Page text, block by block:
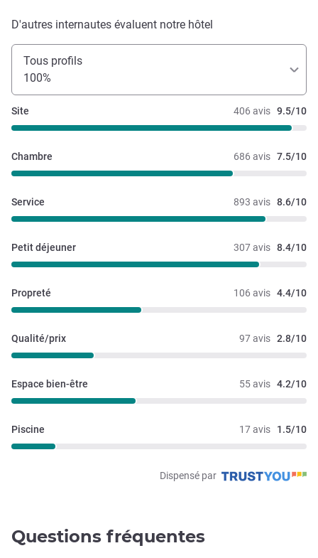
D'autres internautes évaluent notre hôtel
Tous profils
100%
406 avis 9.5/10
Site
686 avis 7.5/10
Chambre
893 avis 8.6/10
Service
307 avis 8.4/10
Petit déjeuner
106 avis 4.4/10
Propreté
97 avis 2.8/10
Qualité/prix
55 avis 4.2/10
Espace bien-être
17 avis 1.5/10
Piscine
Dispensé par
Questions fréquentes